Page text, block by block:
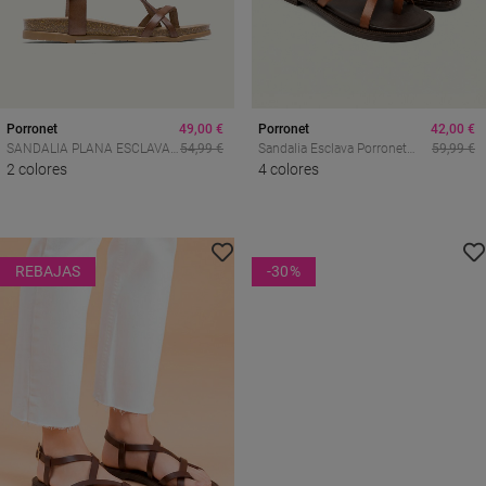
Porronet
SANDALIA PLANA ESCLAVA
BIO DE PIEL MOKA
2 colores
49,00 €
54,99 €
Porronet
Sandalia Esclava Porronet
Cecilia En Piel Cuero,
4 colores
42,00 €
59,99 €
REBAJAS -30%